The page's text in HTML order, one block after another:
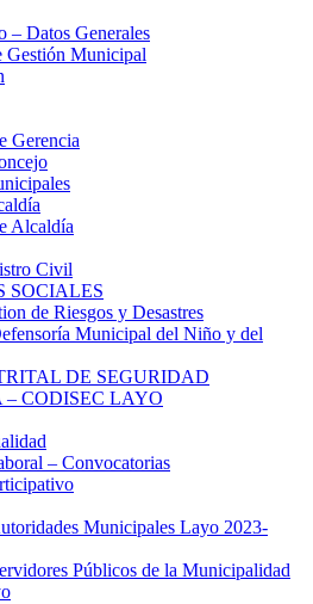
– Datos Generales
Gestión Municipal
Gerencia
Alcaldía
Civil
SOCIALES
de Riesgos y Desastres
Municipal del Niño y del
DE SEGURIDAD
CODISEC LAYO
– Convocatorias
Municipales Layo 2023-
Públicos de la Municipalidad